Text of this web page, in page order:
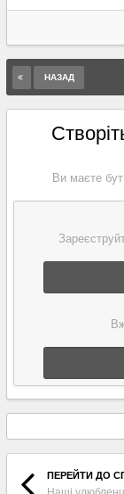
НАЗАД
Ви маєте
ПЕРЕЙТИ ДО